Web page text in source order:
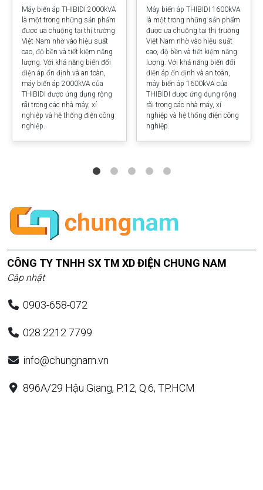
Máy biến áp THIBIDI 2000kVA
là một trong những sản phẩm
được ưa chuộng tại thị trường
Việt Nam nhờ vào hiệu suất
cao, độ bền và tiết kiệm năng
lượng. Với khả năng biến đổi
điện áp ổn định và an toàn,
máy biến áp 2000kVA của
THIBIDI được ứng dụng rộng
rãi trong các nhà máy, xí
nghiệp và hệ thống điện công
nghiệp.
Máy biến áp THIBIDI 1600kVA
là một trong những sản phẩm
được ưa chuộng tại thị trường
Việt Nam nhờ vào hiệu suất
cao, độ bền và tiết kiệm năng
lượng. Với khả năng biến đổi
điện áp ổn định và an toàn,
máy biến áp 1600kVA của
THIBIDI được ứng dụng rộng
rãi trong các nhà máy, xí
nghiệp và hệ thống điện công
nghiệp.
CÔNG TY TNHH SX TM XD ĐIỆN CHUNG NAM
Cập nhật
0903-658-072
028 2212 7799
info@chungnam.vn
896A/29 Hậu Giang, P.12, Q.6, TP.HCM